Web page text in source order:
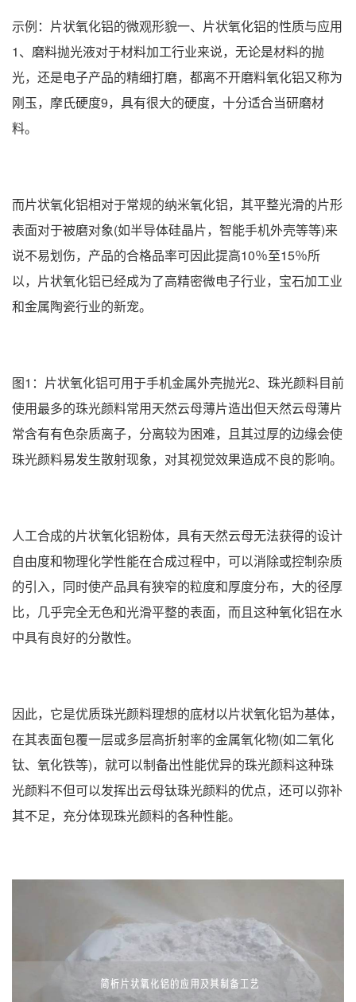
示例：片状氧化铝的微观形貌一、片状氧化铝的性质与应用
1、磨料抛光液对于材料加工行业来说，无论是材料的抛
光，还是电子产品的精细打磨，都离不开磨料氧化铝又称为
刚玉，摩氏硬度9，具有很大的硬度，十分适合当研磨材
料。
而片状氧化铝相对于常规的纳米氧化铝，其平整光滑的片形
表面对于被磨对象(如半导体硅晶片，智能手机外壳等等)来
说不易划伤，产品的合格品率可因此提高10％至15％所
以，片状氧化铝已经成为了高精密微电子行业，宝石加工业
和金属陶瓷行业的新宠。
图1：片状氧化铝可用于手机金属外壳抛光2、珠光颜料目前
使用最多的珠光颜料常用天然云母薄片造出但天然云母薄片
常含有有色杂质离子，分离较为困难，且其过厚的边缘会使
珠光颜料易发生散射现象，对其视觉效果造成不良的影响。
人工合成的片状氧化铝粉体，具有天然云母无法获得的设计
自由度和物理化学性能在合成过程中，可以消除或控制杂质
的引入，同时使产品具有狭窄的粒度和厚度分布，大的径厚
比，几乎完全无色和光滑平整的表面，而且这种氧化铝在水
中具有良好的分散性。
因此，它是优质珠光颜料理想的底材以片状氧化铝为基体，
在其表面包覆一层或多层高折射率的金属氧化物(如二氧化
钛、氧化铁等)，就可以制备出性能优异的珠光颜料这种珠
光颜料不但可以发挥出云母钛珠光颜料的优点，还可以弥补
其不足，充分体现珠光颜料的各种性能。